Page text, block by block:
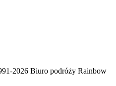
2026 Biuro podróży Rainbow